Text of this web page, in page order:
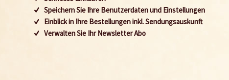
Speichern Sie Ihre Benutzerdaten und Einstellungen
Einblick in Ihre Bestellungen inkl. Sendungsauskunft
Verwalten Sie Ihr Newsletter Abo